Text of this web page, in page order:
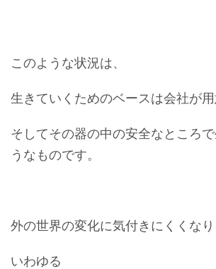
このような状況は、
生きていくためのベースは会社が用
そしてその器の中の安全なところ
うなものです。
外の世界の変化に気付きにくくなり
いわゆる